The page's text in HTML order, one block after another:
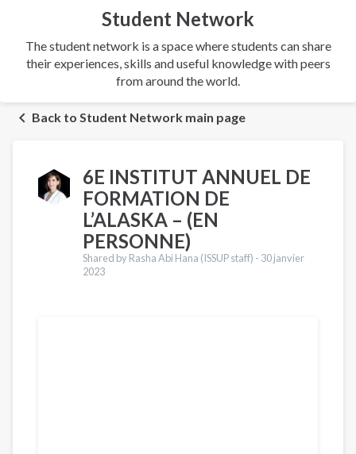
Student Network
The student network is a space where students can share
their experiences, skills and useful knowledge with peers
from around the world.
Back to Student Network main page
6E INSTITUT ANNUEL DE
FORMATION DE
L’ALASKA – (EN
PERSONNE)
Shared by Rasha Abi Hana (ISSUP staff) - 30 janvier
2023